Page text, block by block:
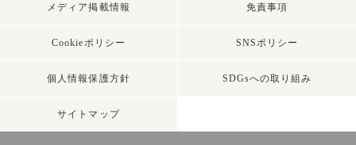
メディア掲載情報 免責事項
Cookieポリシー SNSポリシー
個人情報保護方針 SDGsへの取り組み
サイトマップ